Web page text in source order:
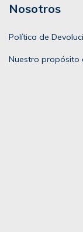
Nosotros
Política de
Nuestro propósito